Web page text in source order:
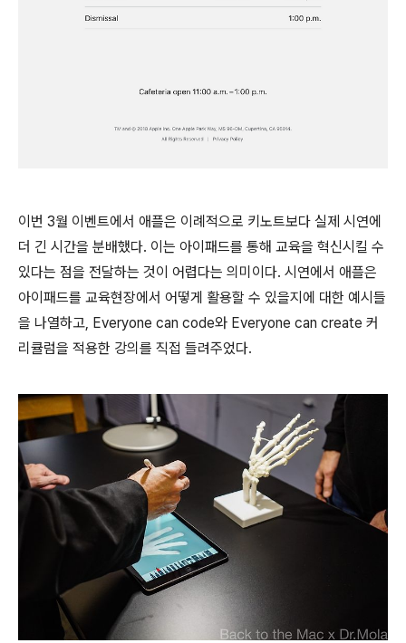
이번 3월 이벤트에서 애플은 이례적으로 키노트보다 실제 시연에
더 긴 시간을 분배했다. 이는 아이패드를 통해 교육을 혁신시킬 수
있다는 점을 전달하는 것이 어렵다는 의미이다. 시연에서 애플은
아이패드를 교육현장에서 어떻게 활용할 수 있을지에 대한 예시들
을 나열하고, Everyone can code와 Everyone can create 커
리큘럼을 적용한 강의를 직접 들려주었다.